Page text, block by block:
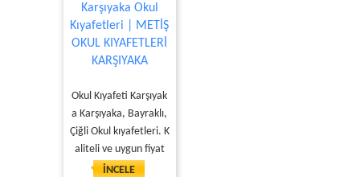
Karşıyaka Okul
Kıyafetleri | METİŞ
OKUL KIYAFETLERİ
KARŞIYAKA
Okul Kıyafeti Karşıyak
a Karşıyaka, Bayraklı,
Çiğli Okul kıyafetleri. K
aliteli ve uygun fiyat
İNCELE